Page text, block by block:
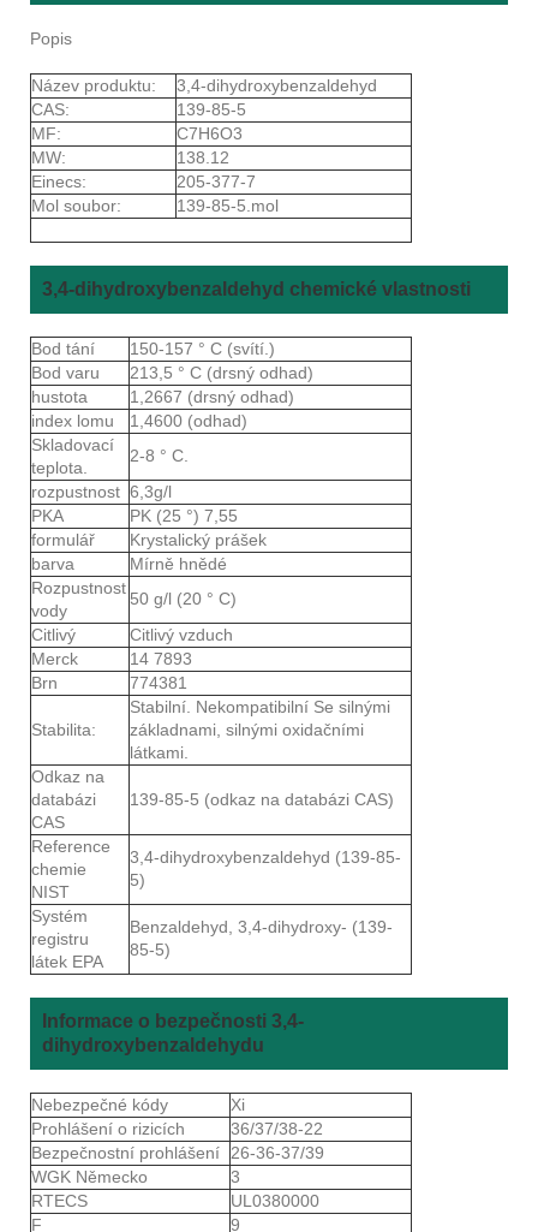
Popis
Název produktu:
3,4-dihydroxybenzaldehyd
CAS:
139-85-5
MF:
C7H6O3
MW:
138.12
Einecs:
205-377-7
Mol soubor:
139-85-5.mol
3,4-dihydroxybenzaldehyd chemické vlastnosti
Bod tání
150-157 ° C (svítí.)
Bod varu
213,5 ° C (drsný odhad)
hustota
1,2667 (drsný odhad)
index lomu
1,4600 (odhad)
Skladovací
teplota.
2-8 ° C.
rozpustnost 6,3g/l
PKA
PK (25 °) 7,55
formulář
Krystalický prášek
barva
Mírně hnědé
Rozpustnost
vody
50 g/l (20 ° C)
Citlivý
Citlivý vzduch
Merck
14 7893
Brn
774381
Stabilita:
Stabilní. Nekompatibilní Se silnými
základnami, silnými oxidačními
látkami.
Odkaz na
databázi
CAS
139-85-5 (odkaz na databázi CAS)
Reference
chemie
NIST
3,4-dihydroxybenzaldehyd (139-85-
5)
Systém
registru
látek EPA
Benzaldehyd, 3,4-dihydroxy- (139-
85-5)
Informace o bezpečnosti 3,4-
dihydroxybenzaldehydu
Nebezpečné kódy
Xi
Prohlášení o rizicích
36/37/38-22
Bezpečnostní prohlášení
26-36-37/39
WGK Německo
3
RTECS
UL0380000
F
9